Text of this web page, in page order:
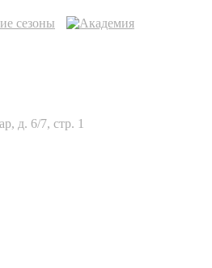
д. 6/7, стр. 1